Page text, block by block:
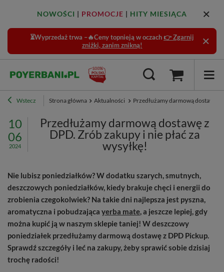
NOWOŚCI | PROMOCJE | HITY MIESIĄCA
⏳Wyprzedaż trwa –🔥Ceny topnieją w oczach 👉 Zgarnij
zniżki, zanim znikną!
Wstecz Strona główna Aktualności Przedłużamy darmową dostawę z
10
06
2024
Przedłużamy darmową dostawę z
DPD. Zrób zakupy i nie płać za
wysyłkę!
Nie lubisz poniedziałków? W dodatku szarych, smutnych,
deszczowych poniedziałków, kiedy brakuje chęci i energii do
zrobienia czegokolwiek? Na takie dni najlepsza jest pyszna,
aromatyczna i pobudzająca yerba mate, a jeszcze lepiej, gdy
można kupić ją w naszym sklepie taniej! W deszczowy
poniedziałek przedłużamy darmową dostawę z DPD Pickup.
Sprawdź szczegóły i leć na zakupy, żeby sprawić sobie dzisiaj
trochę radości!